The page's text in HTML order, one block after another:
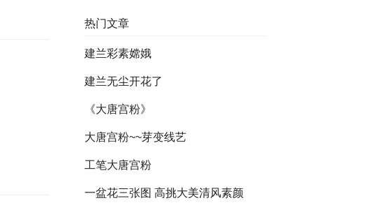
热门文章
建兰彩素嫦娥
建兰无尘开花了
《大唐宫粉》
大唐宫粉~~芽变线艺
工笔大唐宫粉
一盆花三张图 高挑大美清风素颜